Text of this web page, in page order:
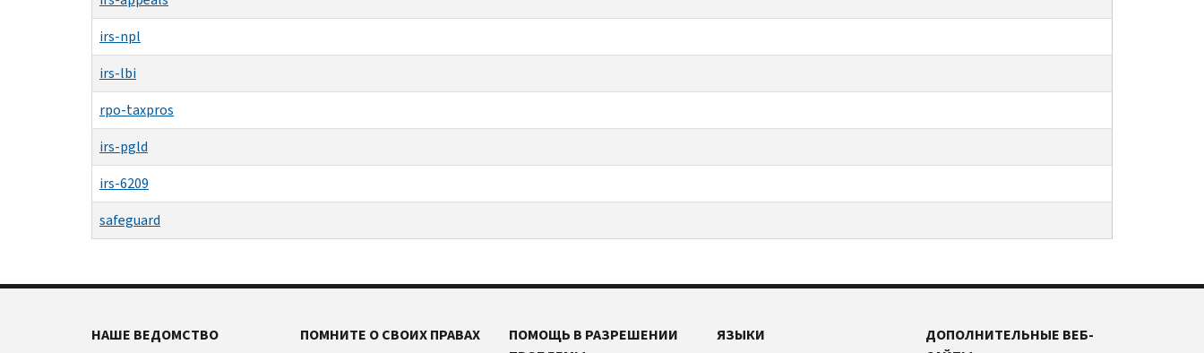
irs-npl
irs-lbi
rpo-taxpros
irs-pgld
irs-6209
safeguard
НАШЕ ВЕДОМСТВО
ПОМНИТЕ О СВОИХ ПРАВАХ
ПОМОЩЬ В РАЗРЕШЕНИИ
ЯЗЫКИ
ДОПОЛНИТЕЛЬНЫЕ ВЕБ-